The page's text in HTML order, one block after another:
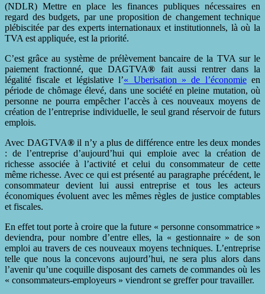
(NDLR) Mettre en place les finances publiques nécessaires en
regard des budgets, par une proposition de changement technique
plébiscitée par des experts internationaux et institutionnels, là où la
TVA est appliquée, est la priorité.
C’est grâce au système de prélèvement bancaire de la TVA sur le
paiement fractionné, que DAGTVA® fait aussi rentrer dans la
légalité fiscale et législative l’« Uberisation » de l’économieen
période de chômage élevé, dans une société en pleine mutation, où
personne ne pourra empêcher l’accès à ces nouveaux moyens de
création de l’entreprise individuelle, le seul grand réservoir de futurs
emplois.
Avec DAGTVA®il n’y a plus de différence entre les deux mondes
: de l’entreprise d’aujourd’hui qui emploie avec la création de
richesse associée à l’activité et celui du consommateur de cette
même richesse. Avec ce qui est présenté au paragraphe précédent, le
consommateur devient lui aussi entreprise et tous les acteurs
économiques évoluent avec les mêmes règles de justice comptables
et fiscales.
En effet tout porte à croire que la future « personne consommatrice »
deviendra, pour nombre d’entre elles, la « gestionnaire » de son
emploi au travers de ces nouveaux moyens techniques. L’entreprise
telle que nous la concevons aujourd’hui, ne sera plus alors dans
l’avenir qu’une coquille disposant des carnets de commandes où les
« consommateurs-employeurs » viendront se greffer pour travailler.